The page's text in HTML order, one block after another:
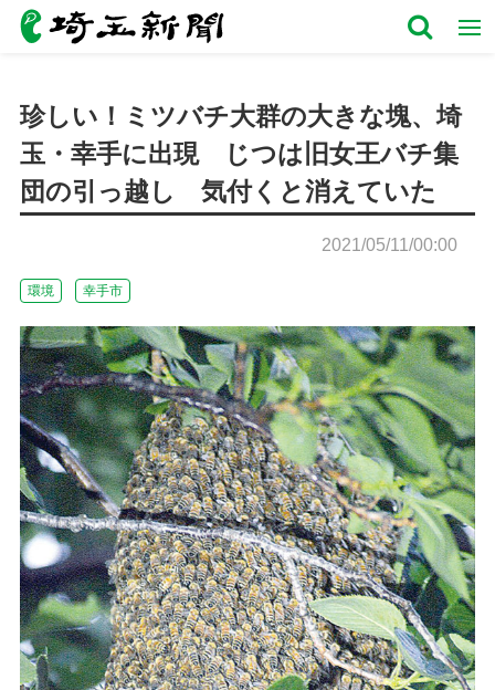
珍しい！ミツバチ大群の大きな塊、埼
玉・幸手に出現 じつは旧女王バチ集
団の引っ越し 気付くと消えていた
2021/05/11/00:00
環境 幸手市